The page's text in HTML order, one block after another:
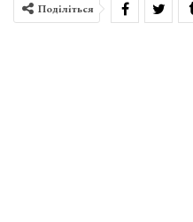
Поділіться